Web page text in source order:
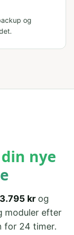
og
din nye
3.795 krog
moduler efter
for 24 timer.